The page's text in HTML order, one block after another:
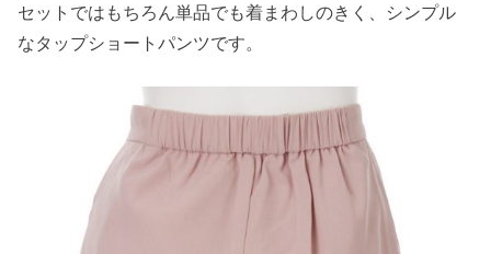
セットではもちろん単品でも着まわしのきく、シンプル
なタップショートパンツです。